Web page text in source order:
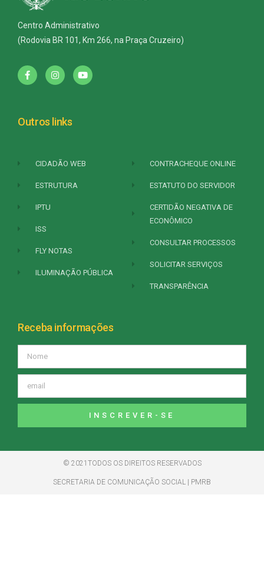
Centro Administrativo
(Rodovia BR 101, Km 266, na Praça Cruzeiro)
Outros links
CIDADÃO WEB
ESTRUTURA
IPTU
ISS
FLY NOTAS
ILUMINAÇÃO PÚBLICA
CONTRACHEQUE ONLINE
ESTATUTO DO SERVIDOR
CERTIDÃO NEGATIVA DE
ECONÔMICO
CONSULTAR PROCESSOS
SOLICITAR SERVIÇOS
TRANSPARÊNCIA
Receba informações
INSCREVER-SE
© 2021TODOS OS DIREITOS RESERVADOS
SECRETARIA DE COMUNICAÇÃO SOCIAL | PMRB